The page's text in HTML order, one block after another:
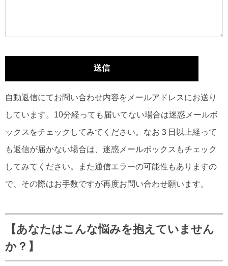
自動返信にてお問い合わせ内容をメールアドレスにお送り
しています。10分経っても届いてない場合は迷惑メールボ
ックスをチェックしてみてください。なお３日以上経って
も返信が届かない場合は、迷惑メールボックスもチェック
してみてください。また通信エラーの可能性もありますの
で、その際はお手数ですが再度お問い合わせ願います。
【あなたはこんな悩みを抱えていません
か？】